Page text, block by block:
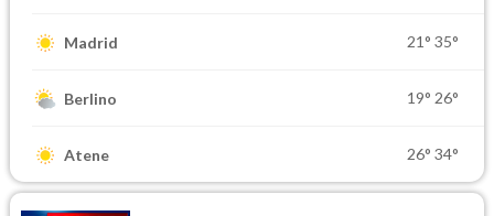
Madrid 21° 35°
Berlino 19° 26°
Atene 26° 34°